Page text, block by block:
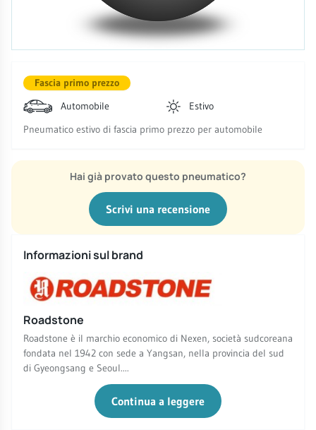
Fascia primo prezzo
Automobile
Estivo
Pneumatico estivo di fascia primo prezzo per automobile
Hai già provato questo pneumatico?
Scrivi una recensione
Informazioni sul brand
Roadstone
Roadstone è il marchio economico di Nexen, società sudcoreana
fondata nel 1942 con sede a Yangsan, nella provincia del sud
di Gyeongsang e Seoul....
Continua a leggere